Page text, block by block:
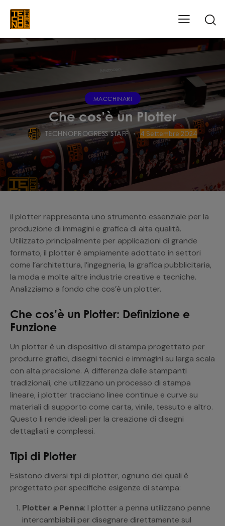
MACCHINARI
Che cos’è un Plotter
TECHNOPROGRESS STAFF 4 Settembre 2024
il plotter rappresenta uno strumento essenziale per la
produzione di immagini e grafica di alta qualità.
Utilizzato principalmente per applicazioni di grande
formato, il plotter è ampiamente adottato in settori
come l’architettura, l’ingegneria, la grafica pubblicitaria,
la moda e molte altre industrie creative e tecniche.
Analizziamo a fondo che cos’è un plotter.
Che cos’è un Plotter: Definizione e
Funzione
Un plotter è un dispositivo di stampa progettato per
produrre grafici, disegni tecnici e immagini su larga scala
con alta precisione. A differenza delle stampanti
tradizionali, che utilizzano un processo di stampa
lineare, i plotter tracciano linee continue e curve su
materiali di supporto come carta, vinile, tessuto e altro.
Questo li rende ideali per la creazione di disegni
dettagliati e complessi.
Tipi di Plotter
Esistono diversi tipi di plotter, ognuno dei quali è
progettato per specifiche esigenze di stampa:
Plotter a Penna: I plotter a penna utilizzano penne
intercambiabili per disegnare direttamente sul